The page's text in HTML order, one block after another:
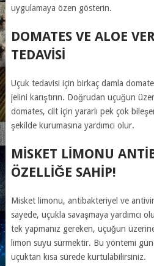
uygulamaya özen gösterin.
DOMATES VE ALOE
TEDAVISI
Uçuk tedavisi için birkaç damla
jelini karıştırın. Doğrudan uçuğun
domates, cilt için yararlı pek çok
şekilde kurumasına yardımcı olur.
MISKET LIMONU
ÖZELLIĞE SAHIP!
Misket limonu, antibakteriyel ve
sayede, uçukla savaşmaya yardımcı
tek yapmanız gereken, uçuğun
limon suyu sürmektir. Bu yöntemi
uçuktan kısa sürede kurtulabilirsiniz.